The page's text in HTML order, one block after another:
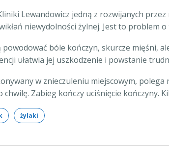
Lewandowicz jedną z rozwijanych
niewydolności żylnej. Jest to problem
bóle kończyn, skurcze mięśni,
ułatwia jej uszkodzenie i powstanie
w znieczuleniu miejscowym,
Zabieg kończy uciśnięcie kończyny.
żylaki